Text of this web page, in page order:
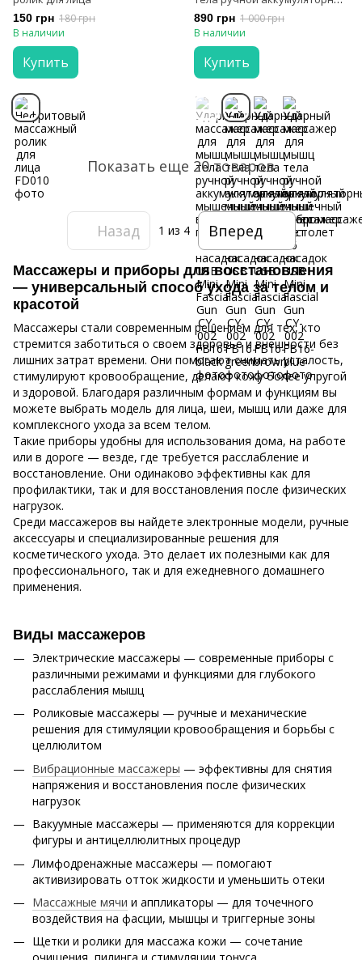
150 грн 180 грн
В наличии
Купить
мышечный вибромассажер
пистолет 6 насадок USB Mini
Fascial Gun CY-002
890 грн 1 000 грн
В наличии
Купить
Показать еще 20 товаров
Назад 1 из 4 Вперед
Массажеры и приборы для восстановления
— универсальный способ ухода за телом и
красотой
Массажеры стали современным решением для тех, кто
стремится заботиться о своем здоровье и внешности без
лишних затрат времени. Они помогают снимать усталость,
стимулируют кровообращение, делают кожу более упругой
и здоровой. Благодаря различным формам и функциям вы
можете выбрать модель для лица, шеи, мышц или даже для
комплексного ухода за всем телом.
Такие приборы удобны для использования дома, на работе
или в дороге — везде, где требуется расслабление и
восстановление. Они одинаково эффективны как для
профилактики, так и для восстановления после физических
нагрузок.
Среди массажеров вы найдете электронные модели, ручные
аксессуары и специализированные решения для
косметического ухода. Это делает их полезными как для
профессионального, так и для ежедневного домашнего
применения.
Виды массажеров
Электрические массажеры — современные приборы с
различными режимами и функциями для глубокого
расслабления мышц
Роликовые массажеры — ручные и механические
решения для стимуляции кровообращения и борьбы с
целлюлитом
Вибрационные массажеры — эффективны для снятия
напряжения и восстановления после физических
нагрузок
Вакуумные массажеры — применяются для коррекции
фигуры и антицеллюлитных процедур
Лимфодренажные массажеры — помогают
активизировать отток жидкости и уменьшить отеки
Массажные мячи и аппликаторы — для точечного
воздействия на фасции, мышцы и триггерные зоны
Щетки и ролики для массажа кожи — сочетание